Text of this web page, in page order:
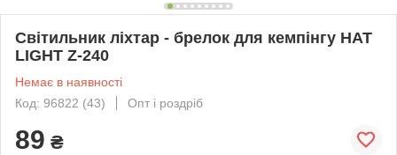
Світильник ліхтар - брелок для кемпінгу HAT
LIGHT Z-240
Немає в наявності
Код: 96822 (43)
Опт і роздріб
89 ₴